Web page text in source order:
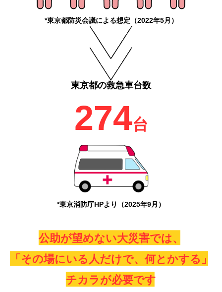
*東京都防災会議による想定（2022年5月）
東京都の救急車台数
274台
*東京消防庁HPより（2025年9月）
公助が望めない大災害では、
「その場にいる人だけで、何とかする」​
チカラが必要です​